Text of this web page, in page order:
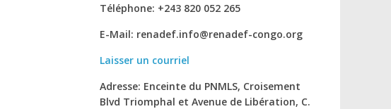
Téléphone: +243 820 052 265
E-Mail: renadef.info@renadef-congo.org
Laisser un courriel
Adresse: Enceinte du PNMLS, Croisement
Blvd Triomphal et Avenue de Libération, C.